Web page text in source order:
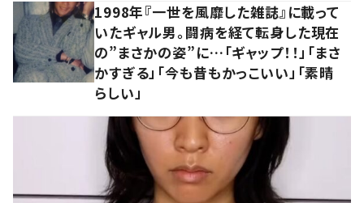
1998年『一世を風靡した雑誌』に載って
いたギャル男。闘病を経て転身した現在
の”まさかの姿”に…「ギャップ！！」「まさ
かすぎる」「今も昔もかっこいい」「素晴
らしい」